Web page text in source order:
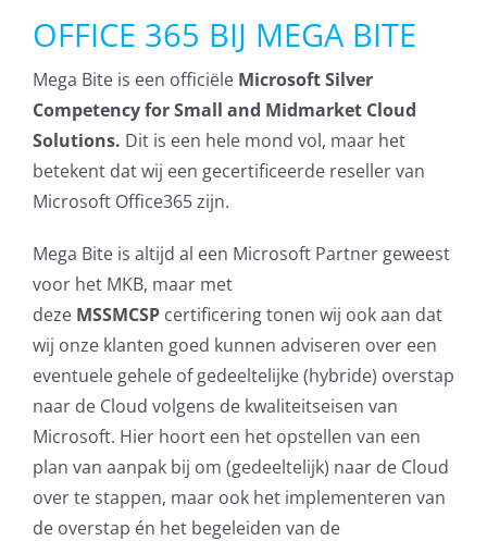
OFFICE 365 BIJ MEGA BITE
Mega Bite is een officiële Microsoft Silver
Competency for Small and Midmarket Cloud
Solutions. Dit is een hele mond vol, maar het
betekent dat wij een gecertificeerde reseller van
Microsoft Office365 zijn.
Mega Bite is altijd al een Microsoft Partner geweest
voor het MKB, maar met
deze MSSMCSPcertificering tonen wij ook aan dat
wij onze klanten goed kunnen adviseren over een
eventuele gehele of gedeeltelijke (hybride) overstap
naar de Cloud volgens de kwaliteitseisen van
Microsoft. Hier hoort een het opstellen van een
plan van aanpak bij om (gedeeltelijk) naar de Cloud
over te stappen, maar ook het implementeren van
de overstap én het begeleiden van de